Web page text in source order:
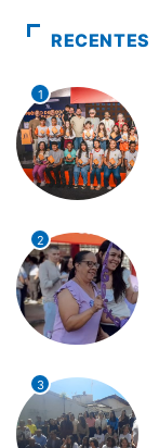
RECENTES
1
2
3